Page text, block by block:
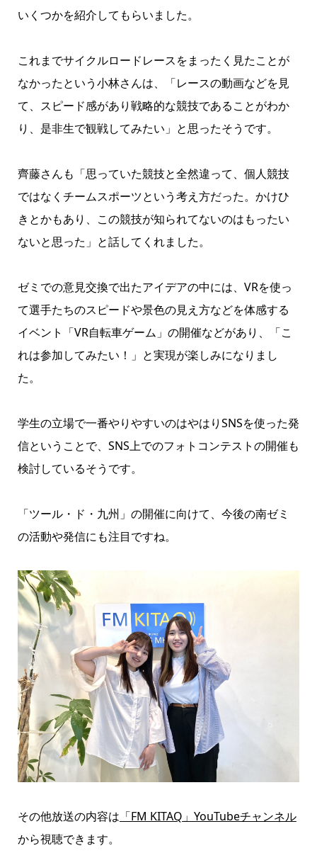
いくつかを紹介してもらいました。
これまでサイクルロードレースをまったく見たことが
なかったという小林さんは、「レースの動画などを見
て、スピード感があり戦略的な競技であることがわか
り、是非生で観戦してみたい」と思ったそうです。
齊藤さんも「思っていた競技と全然違って、個人競技
ではなくチームスポーツという考え方だった。かけひ
きとかもあり、この競技が知られてないのはもったい
ないと思った」と話してくれました。
ゼミでの意見交換で出たアイデアの中には、VRを使っ
て選手たちのスピードや景色の見え方などを体感する
イベント「VR自転車ゲーム」の開催などがあり、「こ
れは参加してみたい！」と実現が楽しみになりまし
た。
学生の立場で一番やりやすいのはやはりSNSを使った発
信ということで、SNS上でのフォトコンテストの開催も
検討しているそうです。
「ツール・ド・九州」の開催に向けて、今後の南ゼミ
の活動や発信にも注目ですね。
その他放送の内容は 「FM KITAQ」YouTubeチャンネル
から視聴できます。